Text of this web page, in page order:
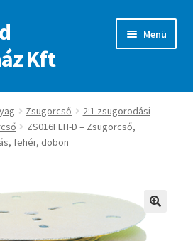
Kft
Menü
Zsugorcső
2:1 zsugorodási
ZS016FEH-D – Zsugorcső,
fehér, dobon